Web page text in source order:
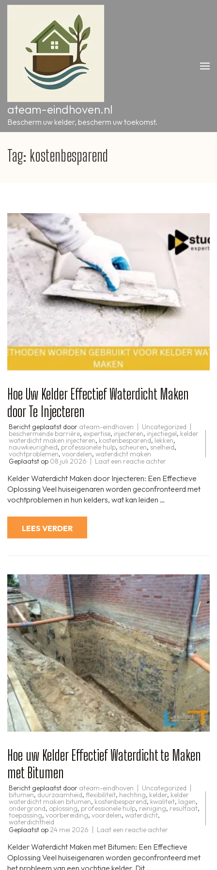
Ga
ateam-eindhoven.nl
Bescherm uw kelder, bescherm uw toekomst.
Tag: kostenbesparend
Hoe Uw Kelder Effectief Waterdicht Maken
door Te Injecteren
Bericht geplaatst door ateam-eindhoven Uncategorized
beschermende barrière, expertise, injecteren, injectiegel, kelder
waterdicht maken injecteren, kostenbesparend, lekken,
nauwkeurigheid, professionele hulp, scheuren, snelheid,
vochtproblemen,voordelen, waterdicht maken
Geplaatst op 08 juli 2026 Laat een reactie achter
Uw
Kelder
Effectief
Waterdicht
Kelder Waterdicht Maken door Injecteren: Een Effectieve
Oplossing Veel huiseigenaren worden geconfronteerd met
vochtproblemen in hun kelders, wat kan leiden …
LEES VERDER
Hoe uw Kelder Effectief Waterdicht te Maken
met Bitumen
Bericht geplaatst door ateam-eindhoven Uncategorized
bitumen, duurzaamheid, flexibiliteit, hechting, kelder, kelder
waterdicht maken bitumen, kostenbesparend, kwaliteit, lagen,
ondergrond, oplossing, professionele hulp, reiniging, resultaat,
toepassing, voorbereiding, voordelen, waterdicht,
waterdichtheid
Geplaatst op 24 mei 2026 Laat een reactie achter
uw
Kelder
Effectief
Waterdicht
Kelder Waterdicht Maken met Bitumen: Een Effectieve
Oplossing Veel huiseigenaren worden geconfronteerd met
het probleem van een vochtige kelder. Dit …